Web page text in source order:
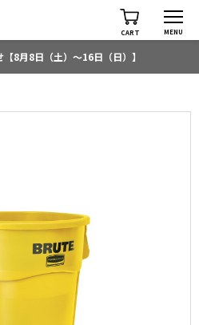
CART MENU
8月8日（土）～16日（日）】